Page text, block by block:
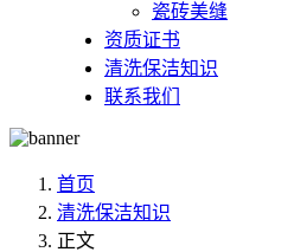
瓷砖美缝
资质证书
清洗保洁知识
联系我们
首页
清洗保洁知识
正文